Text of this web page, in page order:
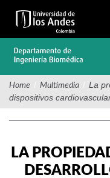
contenido
Home / Multimedia / La
dispositivos
LA